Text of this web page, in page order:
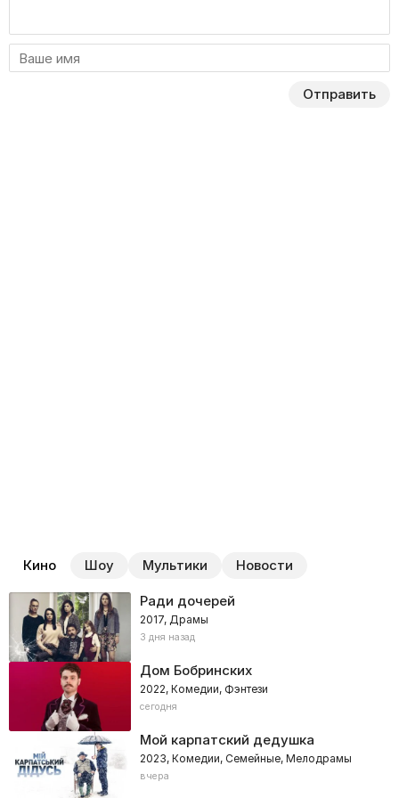
Отправить
Кино Шоу Мультики Новости
Ради дочерей
2017, Драмы
3 дня назад
Дом Бобринских
2022, Комедии, Фэнтези
сегодня
Мой карпатский дедушка
2023, Комедии, Семейные, Мелодрамы
вчера